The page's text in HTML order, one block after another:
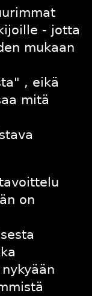
- jotta
mukaan
, eikä
mitä
on